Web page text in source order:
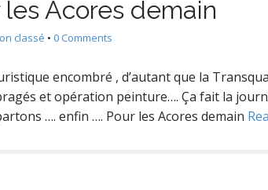
Acores demain
classé • 0 Comments
encombré , d’autant que la
et opération peinture…. Ça fait la
…. enfin …. Pour les Acores demain